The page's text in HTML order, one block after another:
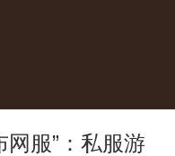
服”：私服游